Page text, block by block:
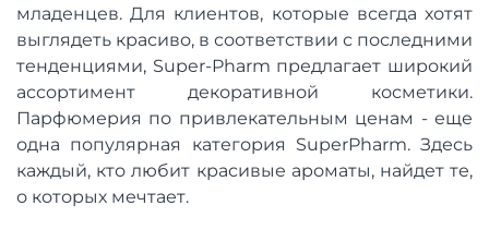
младенцев. Для клиентов, которые всегда хотят
выглядеть красиво, в соответствии с последними
тенденциями, Super-Pharm предлагает широкий
ассортимент декоративной косметики.
Парфюмерия по привлекательным ценам - еще
одна популярная категория SuperPharm. Здесь
каждый, кто любит красивые ароматы, найдет те,
о которых мечтает.